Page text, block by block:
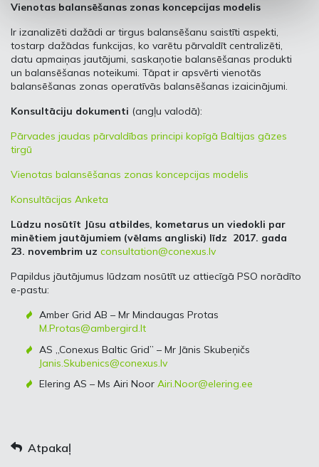
Vienotas balansēšanas zonas koncepcijas modelis
Ir izanalizēti dažādi ar tirgus balansēšanu saistīti aspekti,
tostarp dažādas funkcijas, ko varētu pārvaldīt centralizēti,
datu apmaiņas jautājumi, saskaņotie balansēšanas produkti
un balansēšanas noteikumi. Tāpat ir apsvērti vienotās
balansēšanas zonas operatīvās balansēšanas izaicinājumi.
Konsultāciju dokumenti (angļu valodā):
Pārvades jaudas pārvaldības principi kopīgā Baltijas gāzes
tirgū
Vienotas balansēšanas zonas koncepcijas modelis
Konsultācijas Anketa
Lūdzu nosūtīt Jūsu atbildes, kometarus un viedokli par
minētiem jautājumiem (vēlams angliski) līdz 2017. gada
23. novembrim uz consultation@conexus.lv
Papildus jāutājumus lūdzam nosūtīt uz attiecīgā PSO norādīto
e-pastu:
Amber Grid AB – Mr Mindaugas Protas
M.Protas@ambergird.lt
AS „Conexus Baltic Grid” – Mr Jānis Skubeņičs
Janis.Skubenics@conexus.lv
Elering AS – Ms Airi Noor Airi.Noor@elering.ee
Atpakaļ